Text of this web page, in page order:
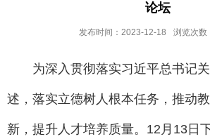
论坛
发布时间：2023-12-18 浏览次数
为深入贯彻落实习近平总书记
述，落实立德树人根本任务，推动
新，提升人才培养质量。12月13日